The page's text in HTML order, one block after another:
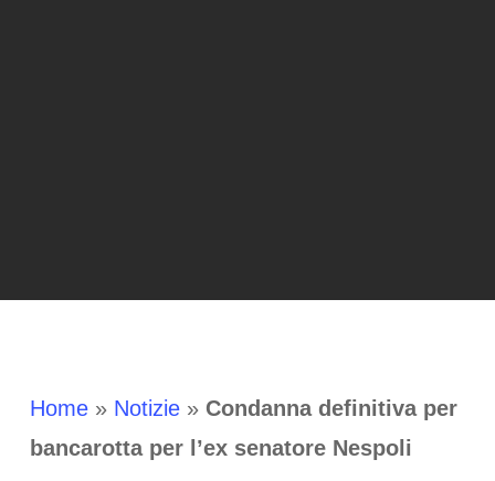
Home» Notizie» Condanna definitiva per
bancarotta per l’ex senatore Nespoli